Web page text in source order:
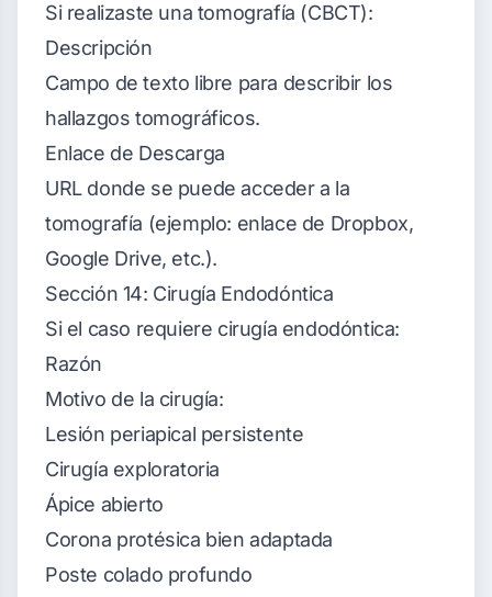
Si realizaste una tomografía (CBCT):
Descripción
Campo de texto libre para describir los
hallazgos tomográficos.
Enlace de Descarga
URL donde se puede acceder a la
tomografía (ejemplo: enlace de Dropbox,
Google Drive, etc.).
Sección 14: Cirugía Endodóntica
Si el caso requiere cirugía endodóntica:
Razón
Motivo de la cirugía:
Lesión periapical persistente
Cirugía exploratoria
Ápice abierto
Corona protésica bien adaptada
Poste colado profundo